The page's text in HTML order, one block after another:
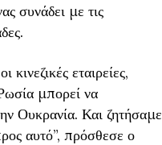
συνάδει με τις
εταιρείες,
μπορεί να
Ουκρανία. Και ζητήσαμε
αυτό”, πρόσθεσε ο